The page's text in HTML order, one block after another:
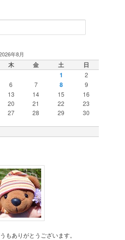
年8月
木 金 土 日
1
2
6 7 8
9
13 14 15
16
20 21 22
23
27 28 29
30
もありがとうございます。